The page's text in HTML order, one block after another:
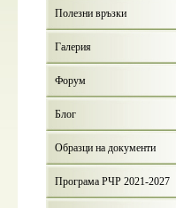
Полезни връзки
Галерия
Форум
Блог
Образци на документи
Програма РЧР 2021-2027